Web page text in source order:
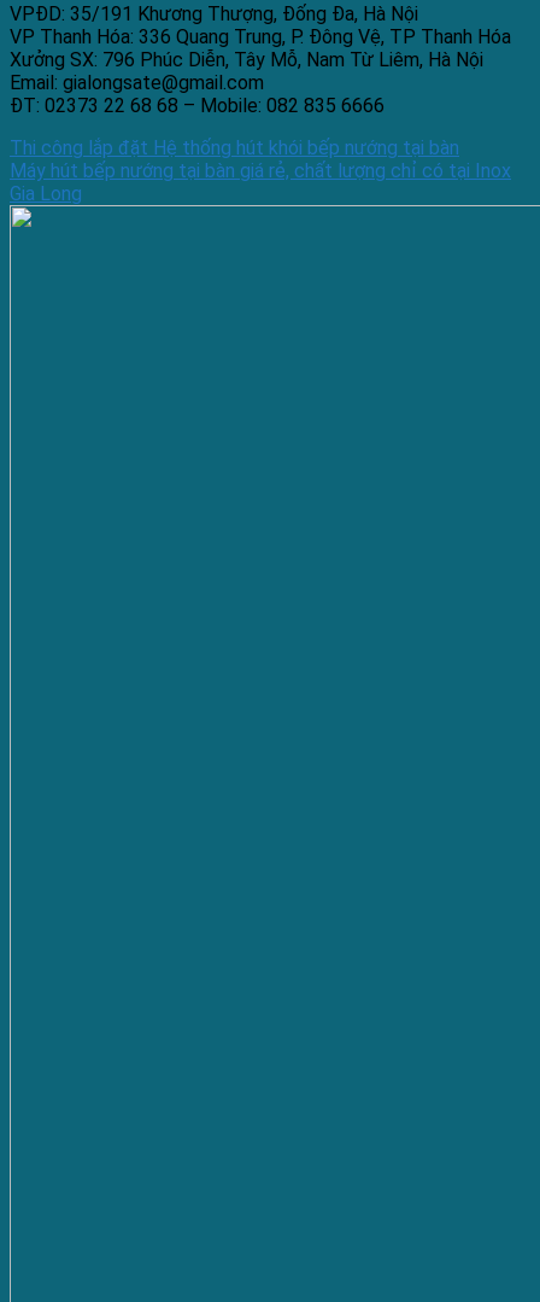
VPĐD: 35/191 Khương Thượng, Đống Đa, Hà Nội
VP Thanh Hóa: 336 Quang Trung, P. Đông Vệ, TP Thanh Hóa
Xưởng SX: 796 Phúc Diễn, Tây Mỗ, Nam Từ Liêm, Hà Nội
Email: gialongsate@gmail.com
ĐT: 02373 22 68 68 – Mobile: 082 835 6666
Thi công lắp đặt Hệ thống hút khói bếp nướng tại bàn
Máy hút bếp nướng tại bàn giá rẻ, chất lượng chỉ có tại Inox
Gia Long